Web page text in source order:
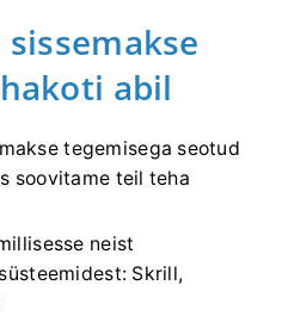
abil
tegemisega seotud
soovitame teil teha
neist
Skrill,